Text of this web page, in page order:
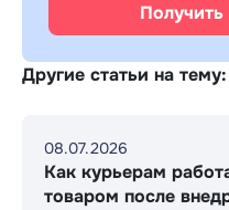
Другие статьи на тему:
08.07.2026
Как курьерам
товаром после